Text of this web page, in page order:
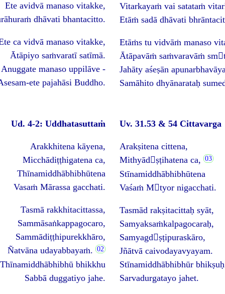
Ete avidvā manaso vitakke,
dhāvati bhantacitto.
ca vidvā manaso vitakke,
Ātāpiyo saṁvaratī satīmā.
Anuggate manaso uppilāve -
ete pajahāsi Buddho.
Vitarkayaṁ vai satataṁ
Etāṁ sadā dhāvati
Etāṁs tu vidvāṁ manaso
Ātāpavāṁ saṁvaravāṁ
Jahāty aśeṣān
Samāhito dhyānarataḥ
Ud. 4-2: Uddhatasuttaṁ
Arakkhitena kāyena,
Micchādiṭṭhigatena ca,
Thīnamiddhābhibhūtena
Vasaṁ Mārassa gacchati.
Tasmā rakkhitacittassa,
Sammāsaṅkappagocaro,
Sammādiṭṭhipurekkhāro,
Ñatvāna udayabbayaṁ.
Thīnamiddhābhibhū bhikkhu
Sabbā duggatiyo jahe.
Uv. 31.53 & 54 Cittavarga
Arakṣitena cittena,
Mithyādṣṭihatena ca,
Stīnamiddhābhibhūtena
Vaśaṁ Mtyor nigacchati.
Tasmād rakṣitacittaḥ syāt,
Samyaksaṁkalpagocaraḥ,
Samyagdṣṭipuraskāro,
Jñātvā caivodayavyayam.
Stīnamiddhābhibhūr bhikṣuḥ
Sarvadurgatayo jahet.